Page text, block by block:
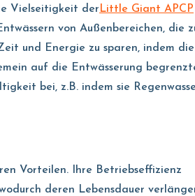
Vielseitigkeit der Little Giant APCP
von Außenbereichen, die
und Energie zu sparen, indem die
auf die Entwässerung
bei, z.B. indem sie
Vorteilen. Ihre Betriebseffizienz
deren Lebensdauer